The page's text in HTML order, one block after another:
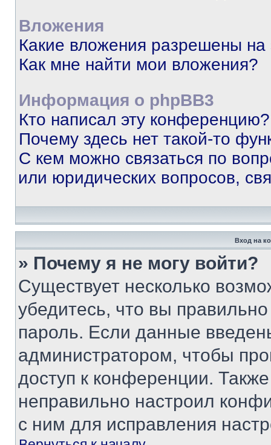
Вложения
Какие вложения разрешены
Как мне найти мои вложения?
Информация о phpBB3
Кто написал эту конференцию?
Почему здесь нет такой-то
С кем можно связаться по
или юридических вопросов,
Вход на
» Почему я не могу войти?
Существует несколько
убедитесь, что вы
пароль. Если данные
администратором, чтобы
доступ к конференции.
неправильно настроил
с ним для исправления